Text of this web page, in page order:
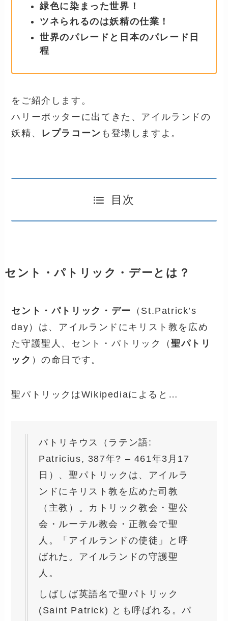
緑色に染まった世界！
ツネられるのは妖精の仕業！
世界のパレードと日本のパレード日
程
をご紹介します。
ハリーポッターに出てきた、アイルランドの
妖精、 レプラコーン も登場しますよ。
目次
セント・パトリック・デーとは？
セント・パトリック・デー
（St.Patrick’s
day）は、アイルランドにキリスト教を広め
た守護聖人、セント・パトリック（聖パトリ
ック ）の命日です。
聖パトリックはWikipediaによると…
パトリキウス（ラテン語:
Patricius, 387年? – 461年3月17
日）、聖パトリックは、アイルラ
ンドにキリスト教を広めた司教
（主教）。カトリック教会・聖公
会・ルーテル教会・正教会で聖
人。「アイルランドの使徒」と呼
ばれた。アイルランドの守護聖
人。
しばしば英語名で聖パトリック
(Saint Patrick) とも呼ばれる。パ